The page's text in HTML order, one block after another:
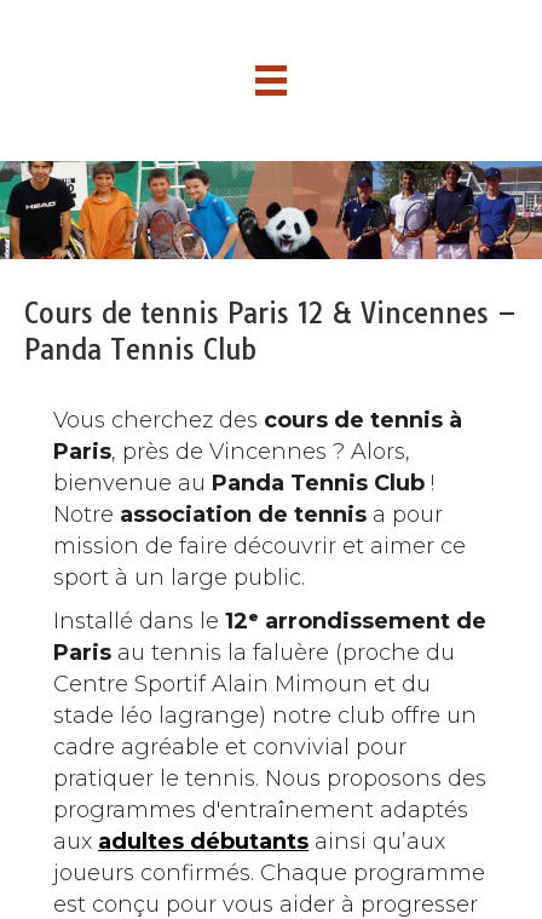
Cours de tennis Paris 12 & Vincennes –
Panda Tennis Club
Vous cherchez des cours de tennis à
Paris, près de Vincennes ? Alors,
bienvenue au Panda Tennis Club !
Notre association de tennis a pour
mission de faire découvrir et aimer ce
sport à un large public.
Installé dans le 12ᵉ arrondissement de
Paris au tennis la faluère (proche du
Centre Sportif Alain Mimoun et du
stade léo lagrange) notre club offre un
cadre agréable et convivial pour
pratiquer le tennis. Nous proposons des
programmes d'entraînement adaptés
aux adultes débutants ainsi qu’aux
joueurs confirmés. Chaque programme
est conçu pour vous aider à progresser